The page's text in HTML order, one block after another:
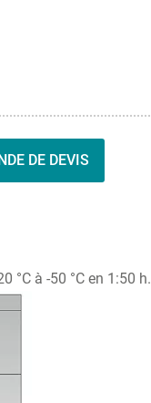
DE DEVIS
°C à -50 °C en 1:50 h.